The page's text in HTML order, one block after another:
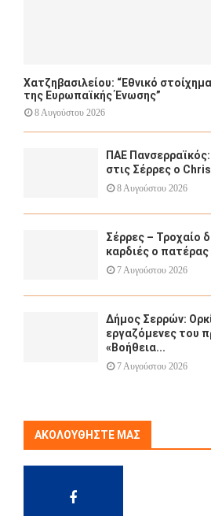
Χατζηβασιλείου: “Εθνικό
της Ευρωπαϊκής Ένωσης”
8 Αυγούστου 2026
ΠΑΕ
στις Σέρρες ο
8 Αυγούστου 2026
Σέρρες – Τροχαίο
καρδιές ο
7 Αυγούστου 2026
Δήμος Σερρών:
εργαζόμενες του
«Βοήθεια...
7 Αυγούστου 2026
ΑΚΟΛΟΥΘΉΣΤΕ ΜΑΣ